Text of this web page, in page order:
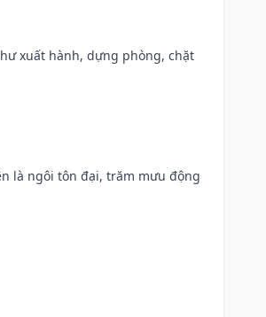
xuất hành, dựng phòng, chặt
là ngôi tôn đại, trăm mưu động